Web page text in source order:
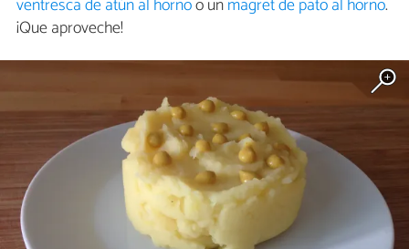
ventresca de atún al hornoo unmagret de pato al horno.
¡Que aproveche!